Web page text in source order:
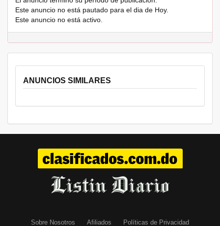
Este anuncio no está pautado para el dia de Hoy.
Este anuncio no está activo.
ANUNCIOS SIMILARES
Sobre Nosotros Afiliados Políticas de Privacidad